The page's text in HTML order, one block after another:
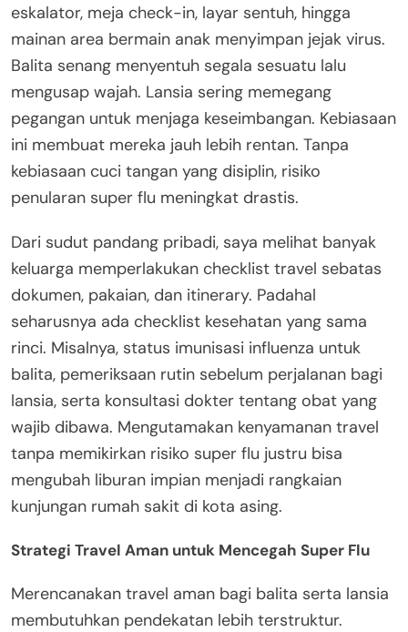
eskalator, meja check-in, layar sentuh, hingga
mainan area bermain anak menyimpan jejak virus.
Balita senang menyentuh segala sesuatu lalu
mengusap wajah. Lansia sering memegang
pegangan untuk menjaga keseimbangan. Kebiasaan
ini membuat mereka jauh lebih rentan. Tanpa
kebiasaan cuci tangan yang disiplin, risiko
penularan super flu meningkat drastis.
Dari sudut pandang pribadi, saya melihat banyak
keluarga memperlakukan checklist travel sebatas
dokumen, pakaian, dan itinerary. Padahal
seharusnya ada checklist kesehatan yang sama
rinci. Misalnya, status imunisasi influenza untuk
balita, pemeriksaan rutin sebelum perjalanan bagi
lansia, serta konsultasi dokter tentang obat yang
wajib dibawa. Mengutamakan kenyamanan travel
tanpa memikirkan risiko super flu justru bisa
mengubah liburan impian menjadi rangkaian
kunjungan rumah sakit di kota asing.
Strategi Travel Aman untuk Mencegah Super Flu
Merencanakan travel aman bagi balita serta lansia
membutuhkan pendekatan lebih terstruktur.